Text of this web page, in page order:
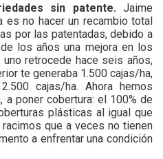
sin patente. Jaime
es no hacer un recambio total
por las patentadas, debido a
los años una mejora en los
retrocede hace seis años,
te generaba 1.500 cajas/ha,
cajas/ha. Ahora hemos
a poner cobertura: el 100% de
plásticas al igual que
que a veces no tienen
a enfrentar una condición